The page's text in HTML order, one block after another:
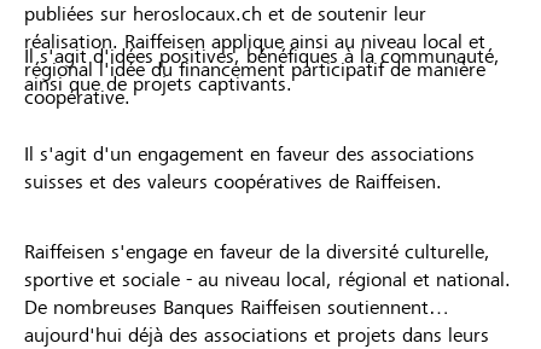
publiées sur heroslocaux.ch et de soutenir leur
réalisation. Raiffeisen applique ainsi au niveau local et
régional l'idée du financement participatif de manière
coopérative.
Il s'agit d'idées positives, bénéfiques à la communauté,
ainsi que de projets captivants.
Il s'agit d'un engagement en faveur des associations
suisses et des valeurs coopératives de Raiffeisen.
Raiffeisen s'engage en faveur de la diversité culturelle,
sportive et sociale - au niveau local, régional et national.
De nombreuses Banques Raiffeisen soutiennent
aujourd'hui déjà des associations et projets dans leurs